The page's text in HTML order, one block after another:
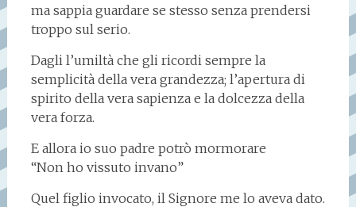
ma sappia guardare se stesso senza prendersi
troppo sul serio.
Dagli l’umiltà che gli ricordi sempre la
semplicità della vera grandezza; l’apertura di
spirito della vera sapienza e la dolcezza della
vera forza.
E allora io suo padre potrò mormorare
“Non ho vissuto invano”
Quel figlio invocato, il Signore me lo aveva dato.